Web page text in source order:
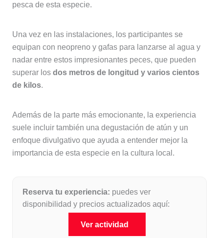
pesca de esta especie.
Una vez en las instalaciones, los participantes se
equipan con neopreno y gafas para lanzarse al agua y
nadar entre estos impresionantes peces, que pueden
superar los dos metros de longitud y varios cientos
de kilos.
Además de la parte más emocionante, la experiencia
suele incluir también una degustación de atún y un
enfoque divulgativo que ayuda a entender mejor la
importancia de esta especie en la cultura local.
Reserva tu experiencia: puedes ver
disponibilidad y precios actualizados aquí:
Ver actividad